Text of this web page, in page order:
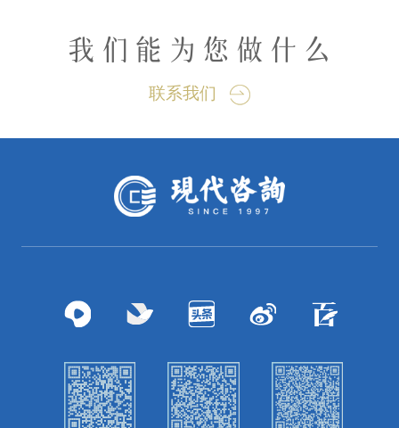
我们能为您做什么
联系我们